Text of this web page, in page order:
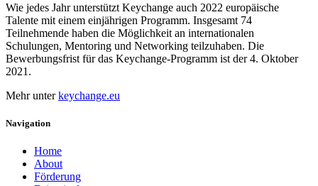
Wie jedes Jahr unterstützt Keychange auch 2022 europäische
Talente mit einem einjährigen Programm. Insgesamt 74
Teilnehmende haben die Möglichkeit an internationalen
Schulungen, Mentoring und Networking teilzuhaben. Die
Bewerbungsfrist für das Keychange-Programm ist der 4. Oktober
2021.
Mehr unterkeychange.eu
Navigation
Home
About
Förderung